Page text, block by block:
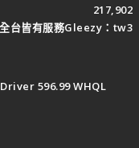
217,902
台皆有服務Gleezy：tw3
596.99 WHQL